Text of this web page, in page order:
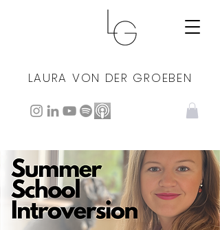
LAURA VON DER GROEBEN